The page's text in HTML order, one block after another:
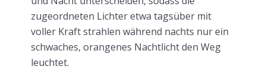
zugeordneten Lichter etwa tagsüber mit
voller Kraft strahlen während nachts nur ein
schwaches, orangenes Nachtlicht den Weg
leuchtet.